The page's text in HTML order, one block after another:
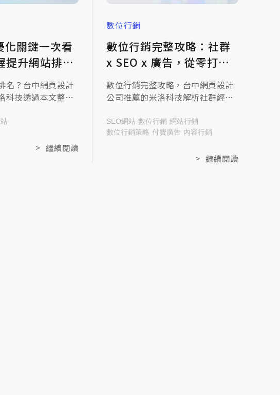
化關鍵一次看
名？台中網頁設計
科技透過本文整理
解析，一起來查看
> 繼續閱讀
數位行銷
數位行銷完整攻略：社群
x SEO x 廣告，從零打造
高效品牌流量！
數位行銷完整攻略，台中網頁設計
公司推薦的米洛科技解析社群經
查看文章，建立品牌成長所需的流
量基礎！
SEO網站 數位行銷 網站行銷
數位行銷策略 付費廣告 內容行銷
> 繼續閱讀